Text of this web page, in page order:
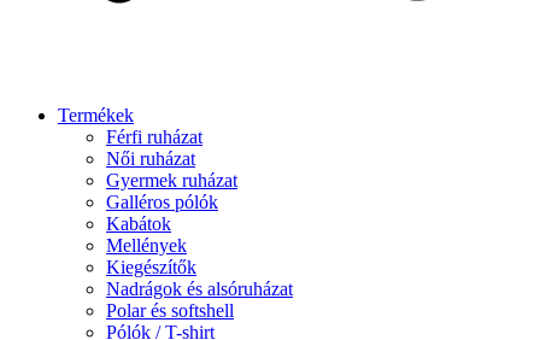
Termékek
Férfi ruházat
Női ruházat
Gyermek ruházat
Galléros pólók
Kabátok
Mellények
Kiegészítők
Nadrágok és alsóruházat
Polar és softshell
Pólók / T-shirt